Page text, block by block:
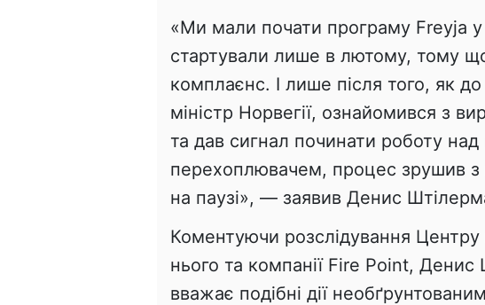
«Ми мали почати програму Freyja у
стартували лише в лютому, тому
комплаєнс. І лише після того, як
міністр Норвегії, ознайомився з
та дав сигнал починати роботу над
перехоплювачем, процес зрушив з
на паузі», — заявив Денис
Коментуючи розслідування Центру
нього та компанії Fire Point,
вважає подібні дії